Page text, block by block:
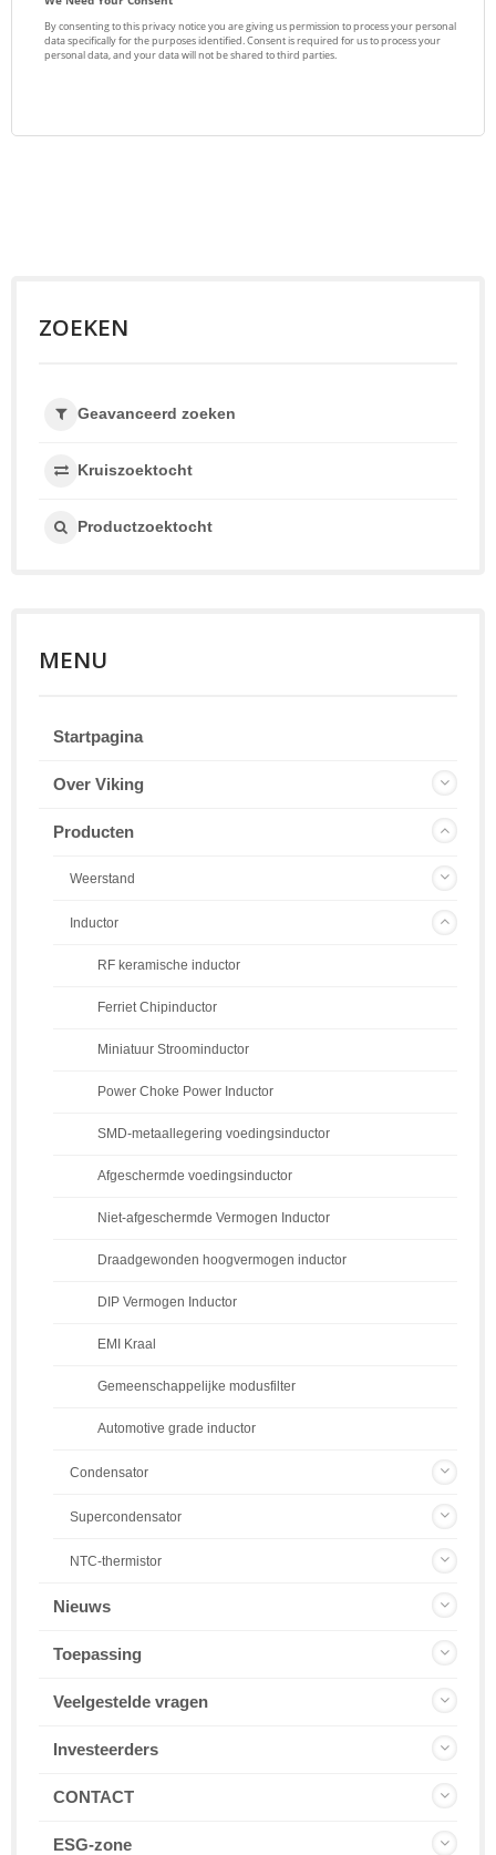
ZOEKEN
Geavanceerd zoeken
Kruiszoektocht
Productzoektocht
MENU
Startpagina
Over Viking
Producten
Weerstand
Inductor
RF keramische inductor
Ferriet Chipinductor
Miniatuur Stroominductor
Power Choke Power Inductor
SMD-metaallegering voedingsinductor
Afgeschermde voedingsinductor
Niet-afgeschermde Vermogen Inductor
Draadgewonden hoogvermogen inductor
DIP Vermogen Inductor
EMI Kraal
Gemeenschappelijke modusfilter
Automotive grade inductor
Condensator
Supercondensator
NTC-thermistor
Nieuws
Toepassing
Veelgestelde vragen
Investeerders
CONTACT
ESG-zone